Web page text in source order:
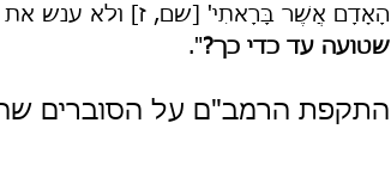
הָאָדָם אֲשֶׁר בָּרָאתִי' [שם, ז] ולא ענש
שטועה עד כדי כך?".
התקפת הרמב"ם על הסוברים